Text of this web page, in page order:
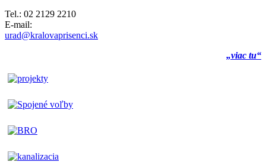
Tel.: 02 2129 2210
E-mail:
urad@kralovaprisenci.sk
„viac tu“